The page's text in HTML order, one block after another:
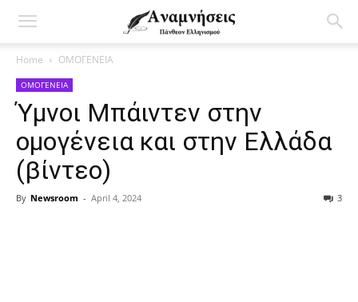
Home ΟΜΟΓΕΝΕΙΑ
ΟΜΟΓΕΝΕΙΑ
Ύμνοι Μπάιντεν στην
ομογένεια και στην Ελλάδα
(βίντεο)
By Newsroom - April 4, 2024 3